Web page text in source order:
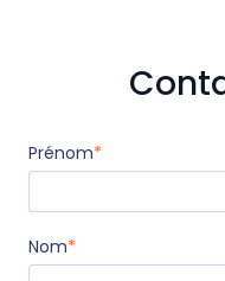
Prénom*
Nom*